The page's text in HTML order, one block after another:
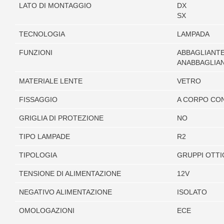
LATO DI MONTAGGIO
DX
SX
TECNOLOGIA LAMPADA
FUNZIONI
MATERIALE LENTE VETRO
FISSAGGIO A CORPO
GRIGLIA DI PROTEZIONE NO
TIPO LAMPADE R2
TIPOLOGIA GRUPPI
TENSIONE DI ALIMENTAZIONE 12V
NEGATIVO ALIMENTAZIONE ISOLATO
OMOLOGAZIONI ECE